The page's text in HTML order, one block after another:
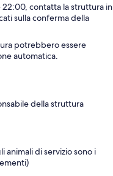
contatta la struttura in
sulla conferma della
potrebbero essere
automatica.
della struttura
animali di servizio sono i